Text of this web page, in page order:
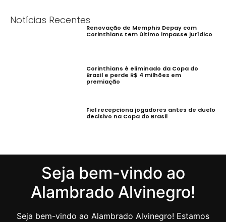
Notícias Recentes
Renovação de Memphis Depay com
Corinthians tem último impasse jurídico
Corinthians é eliminado da Copa do
Brasil e perde R$ 4 milhões em
premiação
Fiel recepciona jogadores antes de duelo
decisivo na Copa do Brasil
Seja bem-vindo ao
Alambrado Alvinegro!
Seja bem-vindo ao Alambrado Alvinegro! Estamos